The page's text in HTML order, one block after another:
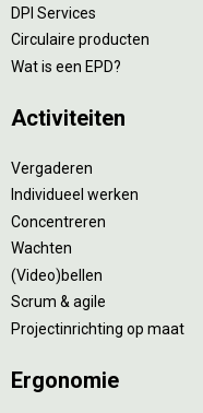
DPI Services
Circulaire producten
Wat is een EPD?
Activiteiten
Vergaderen
Individueel werken
Concentreren
Wachten
(Video)bellen
Scrum & agile
Projectinrichting op maat
Ergonomie